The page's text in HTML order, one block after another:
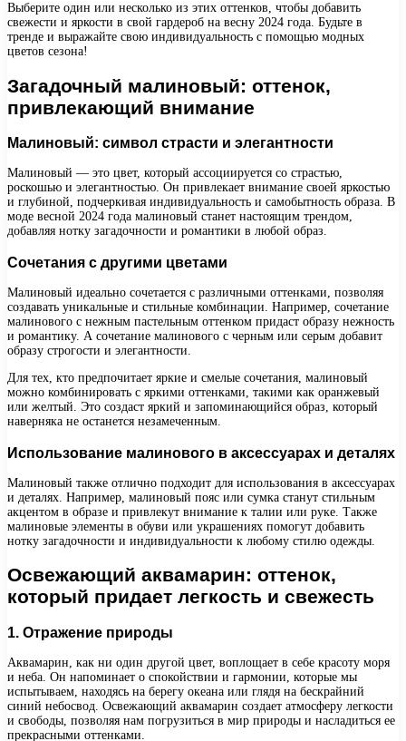
Выберите один или несколько из этих оттенков, чтобы добавить
свежести и яркости в свой гардероб на весну 2024 года. Будьте в
тренде и выражайте свою индивидуальность с помощью модных
цветов сезона!
Загадочный малиновый: оттенок,
привлекающий внимание
Малиновый: символ страсти и элегантности
Малиновый — это цвет, который ассоциируется со страстью,
роскошью и элегантностью. Он привлекает внимание своей яркостью
и глубиной, подчеркивая индивидуальность и самобытность образа. В
моде весной 2024 года малиновый станет настоящим трендом,
добавляя нотку загадочности и романтики в любой образ.
Сочетания с другими цветами
Малиновый идеально сочетается с различными оттенками, позволяя
создавать уникальные и стильные комбинации. Например, сочетание
малинового с нежным пастельным оттенком придаст образу нежность
и романтику. А сочетание малинового с черным или серым добавит
образу строгости и элегантности.
Для тех, кто предпочитает яркие и смелые сочетания, малиновый
можно комбинировать с яркими оттенками, такими как оранжевый
или желтый. Это создаст яркий и запоминающийся образ, который
наверняка не останется незамеченным.
Использование малинового в аксессуарах и деталях
Малиновый также отлично подходит для использования в аксессуарах
и деталях. Например, малиновый пояс или сумка станут стильным
акцентом в образе и привлекут внимание к талии или руке. Также
малиновые элементы в обуви или украшениях помогут добавить
нотку загадочности и индивидуальности к любому стилю одежды.
Освежающий аквамарин: оттенок,
который придает легкость и свежесть
1. Отражение природы
Аквамарин, как ни один другой цвет, воплощает в себе красоту моря
и неба. Он напоминает о спокойствии и гармонии, которые мы
испытываем, находясь на берегу океана или глядя на бескрайний
синий небосвод. Освежающий аквамарин создает атмосферу легкости
и свободы, позволяя нам погрузиться в мир природы и насладиться ее
прекрасными оттенками.